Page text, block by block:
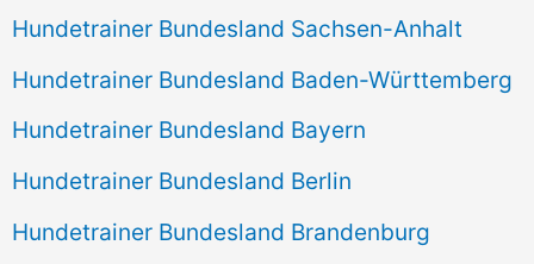
Hundetrainer Bundesland Sachsen-Anhalt
Hundetrainer Bundesland Baden-Württemberg
Hundetrainer Bundesland Bayern
Hundetrainer Bundesland Berlin
Hundetrainer Bundesland Brandenburg